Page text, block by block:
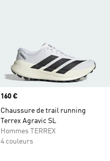
Prix
160 €
Chaussure de trail running
Terrex Agravic SL
Hommes TERREX
4 couleurs